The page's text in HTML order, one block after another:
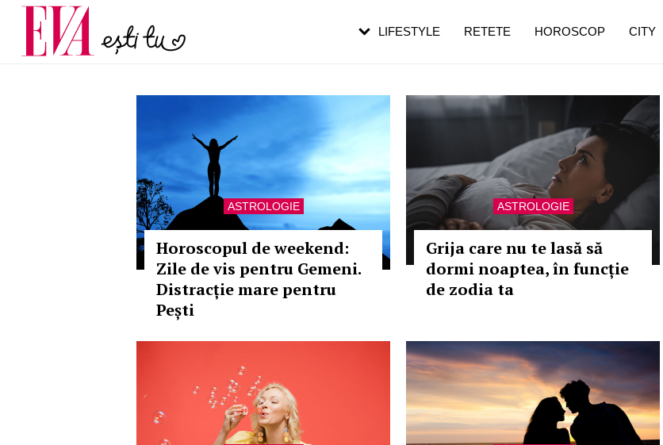
ASTROLOGIE
Horoscopul de weekend:
Zile de vis pentru Gemeni.
Distracție mare pentru
Pești
ASTROLOGIE
Grija care nu te lasă să
dormi noaptea, în funcție
de zodia ta
LIFESTYLE RETETE HOROSCOP CITY
Carieră
Actualitate
pe măsură ce înaintezi în vârstă